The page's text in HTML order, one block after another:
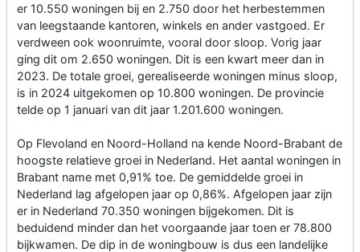
er 10.550 woningen bij en 2.750 door het herbestemmen
van leegstaande kantoren, winkels en ander vastgoed. Er
verdween ook woonruimte, vooral door sloop. Vorig jaar
ging dit om 2.650 woningen. Dit is een kwart meer dan in
2023. De totale groei, gerealiseerde woningen minus sloop,
is in 2024 uitgekomen op 10.800 woningen. De provincie
telde op 1 januari van dit jaar 1.201.600 woningen.
Op Flevoland en Noord-Holland na kende Noord-Brabant de
hoogste relatieve groei in Nederland. Het aantal woningen in
Brabant name met 0,91% toe. De gemiddelde groei in
Nederland lag afgelopen jaar op 0,86%. Afgelopen jaar zijn
er in Nederland 70.350 woningen bijgekomen. Dit is
beduidend minder dan het voorgaande jaar toen er 78.800
bijkwamen. De dip in de woningbouw is dus een landelijke